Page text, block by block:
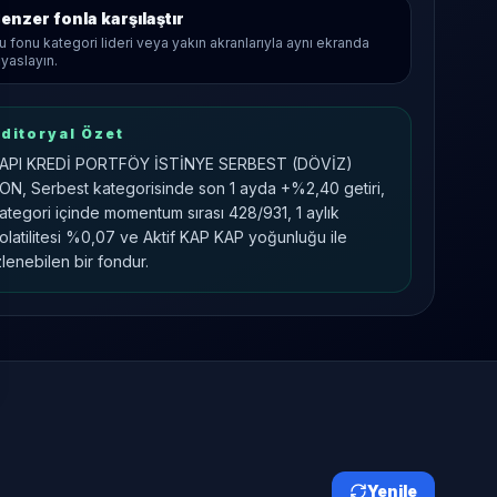
fonla karşılaştır
fonu kategori lideri veya yakın akranlarıyla aynı ekranda
Özet
KREDİ PORTFÖY İSTİNYE SERBEST (DÖVİZ)
Serbest kategorisinde son 1 ayda +%2,40 getiri,
içinde momentum sırası 428/931, 1 aylık
%0,07 ve Aktif KAP KAP yoğunluğu ile
bir fondur.
Yenile